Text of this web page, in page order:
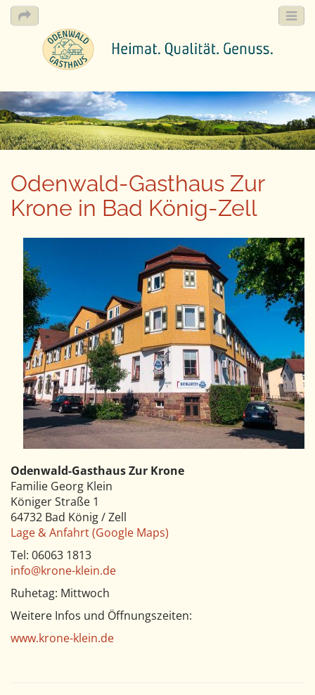
a
i
n
m
e
n
u
k
i
p
t
o
o
n
t
Odenwald-Gasthaus Zur
Krone in Bad König-Zell
Odenwald-Gasthaus Zur Krone
Familie Georg Klein
Königer Straße 1
64732 Bad König / Zell
Lage & Anfahrt (Google Maps)
Tel: 06063 1813
info@krone-klein.de
Ruhetag: Mittwoch
Weitere Infos und Öffnungszeiten:
www.krone-klein.de